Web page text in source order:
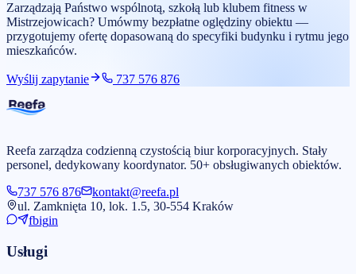
Zarządzają Państwo wspólnotą, szkołą lub klubem fitness w
Mistrzejowicach? Umówmy bezpłatne oględziny obiektu —
przygotujemy ofertę dopasowaną do specyfiki budynku i rytmu jego
mieszkańców.
Wyślij zapytanie 737 576 876
Reefa zarządza codzienną czystością biur korporacyjnych. Stały
personel, dedykowany koordynator. 50+ obsługiwanych obiektów.
737 576 876
kontakt@reefa.pl
ul. Zamknięta 10, lok. 1.5, 30-554 Kraków
fbigin
Usługi